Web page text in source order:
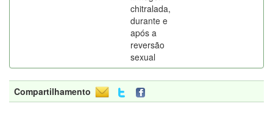
chitralada,
durante e
após a
reversão
sexual
Compartilhamento